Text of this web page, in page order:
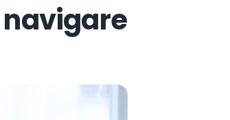
navigare